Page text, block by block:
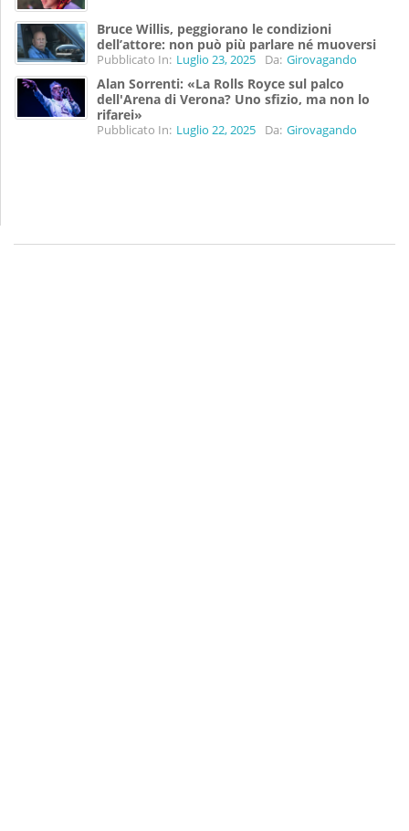
Bruce Willis, peggiorano le condizioni
dell’attore: non può più parlare né muoversi
Pubblicato In: Luglio 23, 2025 Da: Girovagando
Alan Sorrenti: «La Rolls Royce sul palco
dell'Arena di Verona? Uno sfizio, ma non lo
rifarei»
Pubblicato In: Luglio 22, 2025 Da: Girovagando